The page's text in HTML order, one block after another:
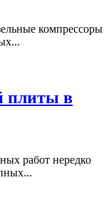
компрессоры
плиты в
работ нередко